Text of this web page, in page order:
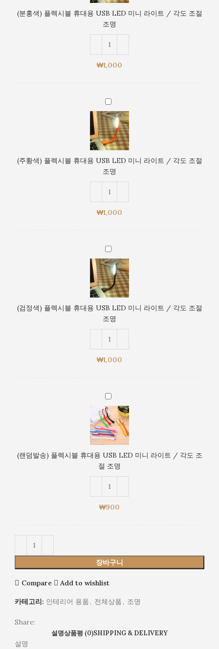
도
조
절
조
명
블
휴
USB
라
이
트
/
각
도
조
절
조
명
(분홍색) 플렉시블 휴대용 USB LED 미니 라이트 / 각도 조절
조명
₩1,000
(주
황
색)
플
렉
블
휴
USB
라
이
트
/
각
도
조
절
조
명
(주황색) 플렉시블 휴대용 USB LED 미니 라이트 / 각도 조절
조명
₩1,000
(검
정
색)
플
렉
블
휴
USB
라
이
트
/
각
도
조
절
조
명
(검정색) 플렉시블 휴대용 USB LED 미니 라이트 / 각도 조절
조명
₩1,000
(랜
덤
발
송)
플
시
블
용
라
이
각
절
(랜덤발송) 플렉시블 휴대용 USB LED 미니 라이트 / 각도 조
절 조명
₩900
장바구니
Compare Add to wishlist
카테고리: 인테리어 용품, 전체상품, 조명
Share:
설명상품평 (0)SHIPPING & DELIVERY
설명